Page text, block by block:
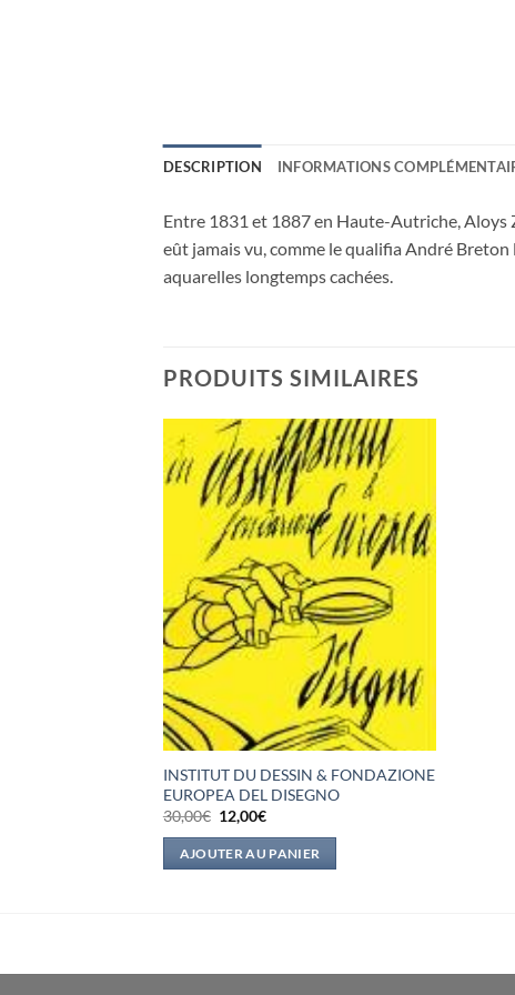
DESCRIPTION INFORMATIONS
Entre 1831 et 1887 en Haute-Autriche, Aloys
eût jamais vu, comme le qualifia André Breton
aquarelles longtemps cachées.
PRODUITS SIMILAIRES
INSTITUT DU DESSIN & FONDAZIONE
EUROPEA DEL DISEGNO
30,00€ Le
prix
initial
était :
12,00€Le
actuel
est :
AJOUTER AU PANIER